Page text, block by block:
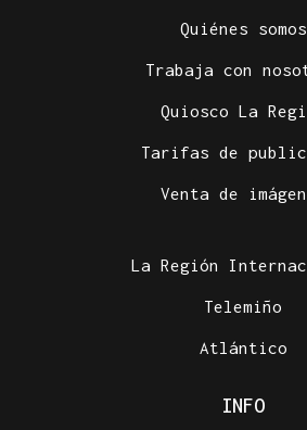
Quiénes somos
Trabaja con
Quiosco La
Tarifas de
Venta de
La Región
Telemiño
Atlántico
INFO